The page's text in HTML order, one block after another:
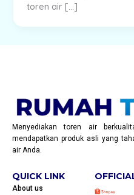
toren air […]
Menyediakan toren air
mendapatkan produk asli yang
air Anda.
QUICK LINK
About us